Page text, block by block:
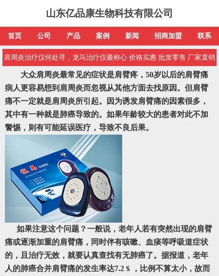
山东亿品康生物科技有限公司
首页 公司 产品 案例 新闻 招商加盟 联系
肩周炎治疗仪何处寻，龙马治疗仪最称心 价格实惠 批发零售 厂家直销
大众肩周炎最常见的症状是肩臂疼，50岁以后的肩臂痛
病人更容易想到肩周炎而忽视从其他方面去找原因。但肩臂
痛不一定就是肩周炎所引起。因为诱发肩臂痛的因素很多，
其中有一种就是肺癌导致的。如果年龄较大的患者对此不加
警惕，则有可能延误医疗，导致不良后果。
如果注意这个问题？一般说，老年人若有突然出现的肩臂
痛或逐渐加重的肩臂痛，同时伴有咳嗽、血痰等呼吸道症状
的，且治疗无效，就要认真查找有无肺癌了。据报道，老年
人的肺癌合并肩臂痛的发生率达7.2﹪，比例不算太小，故而